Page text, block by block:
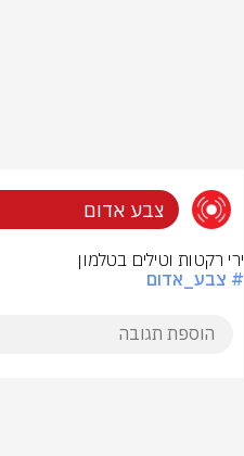
צבע אדום
ירי רקטות וטילים בטלמון
# צבע_אדום